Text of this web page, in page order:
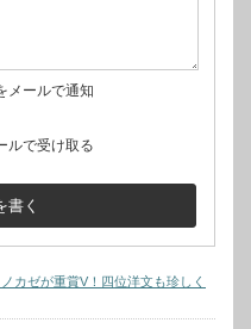
メールで通知
ルで受け取る
カゼが重賞V！四位洋文も珍しく